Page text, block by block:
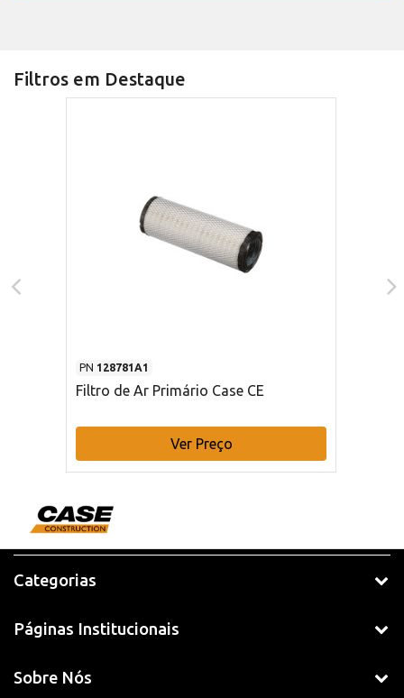
Filtros em Destaque
PN 128781A1
Filtro de Ar Primário Case CE
Ver Preço
Categorias
Páginas Institucionais
Sobre Nós